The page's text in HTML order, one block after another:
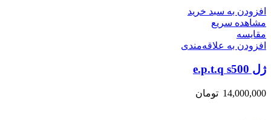
افزودن به سبد خرید
مشاهده سریع
مقایسه
افزودن به علاقه‌مندی
ژل e.p.t.q s500
14,000,000 تومان